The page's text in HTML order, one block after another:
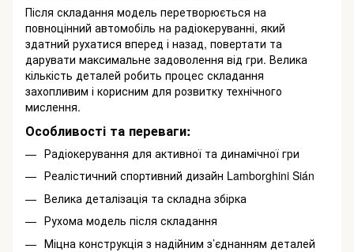
Після складання модель перетворюється на
повноцінний автомобіль на радіокеруванні, який
здатний рухатися вперед і назад, повертати та
дарувати максимальне задоволення від гри. Велика
кількість деталей робить процес складання
захопливим і корисним для розвитку технічного
мислення.
Особливості та переваги:
Радіокерування для активної та динамічної гри
Реалістичний спортивний дизайн Lamborghini Sián
Велика деталізація та складна збірка
Рухома модель після складання
Міцна конструкція з надійним з’єднанням деталей